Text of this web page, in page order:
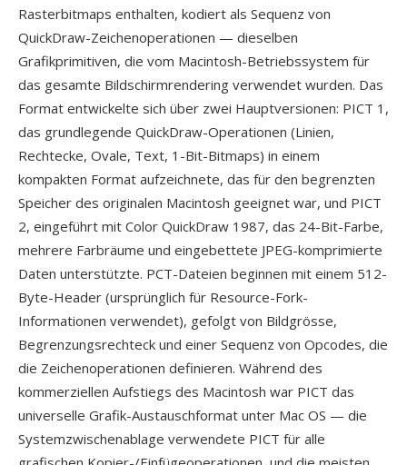
Rasterbitmaps enthalten, kodiert als Sequenz von
QuickDraw-Zeichenoperationen — dieselben
Grafikprimitiven, die vom Macintosh-Betriebssystem für
das gesamte Bildschirmrendering verwendet wurden. Das
Format entwickelte sich über zwei Hauptversionen: PICT 1,
das grundlegende QuickDraw-Operationen (Linien,
Rechtecke, Ovale, Text, 1-Bit-Bitmaps) in einem
kompakten Format aufzeichnete, das für den begrenzten
Speicher des originalen Macintosh geeignet war, und PICT
2, eingeführt mit Color QuickDraw 1987, das 24-Bit-Farbe,
mehrere Farbräume und eingebettete JPEG-komprimierte
Daten unterstützte. PCT-Dateien beginnen mit einem 512-
Byte-Header (ursprünglich für Resource-Fork-
Informationen verwendet), gefolgt von Bildgrösse,
Begrenzungsrechteck und einer Sequenz von Opcodes, die
die Zeichenoperationen definieren. Während des
kommerziellen Aufstiegs des Macintosh war PICT das
universelle Grafik-Austauschformat unter Mac OS — die
Systemzwischenablage verwendete PICT für alle